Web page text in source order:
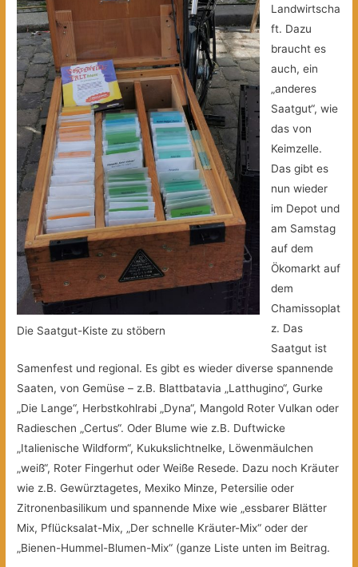
Die Saatgut-Kiste zu stöbern
Landwirtscha
ft. Dazu
braucht es
auch, ein
„anderes
Saatgut“, wie
das von
Keimzelle.
Das gibt es
nun wieder
im Depot und
am Samstag
auf dem
Ökomarkt auf
dem
Chamissoplat
z. Das
Saatgut ist
Samenfest und regional. Es gibt es wieder diverse spannende
Saaten, von Gemüse – z.B. Blattbatavia „Latthugino“, Gurke
„Die Lange“, Herbstkohlrabi „Dyna“, Mangold Roter Vulkan oder
Radieschen „Certus“. Oder Blume wie z.B. Duftwicke
„Italienische Wildform“, Kukukslichtnelke, Löwenmäulchen
„weiß“, Roter Fingerhut oder Weiße Resede. Dazu noch Kräuter
wie z.B. Gewürztagetes, Mexiko Minze, Petersilie oder
Zitronenbasilikum und spannende Mixe wie „essbarer Blätter
Mix, Pflücksalat-Mix, „Der schnelle Kräuter-Mix“ oder der
„Bienen-Hummel-Blumen-Mix“ (ganze Liste unten im Beitrag.